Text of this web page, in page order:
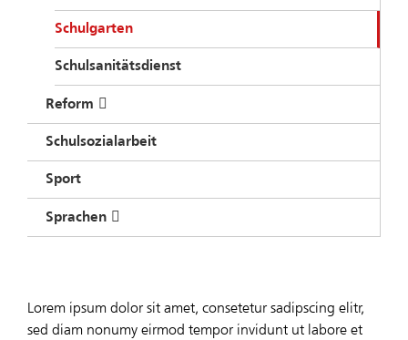
Schulgarten
Schulsanitätsdienst
Reform
Schulsozialarbeit
Sport
Sprachen
Lorem ipsum dolor sit amet, consetetur sadipscing elitr,
sed diam nonumy eirmod tempor invidunt ut labore et